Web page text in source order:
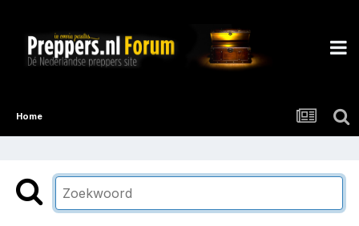
Home